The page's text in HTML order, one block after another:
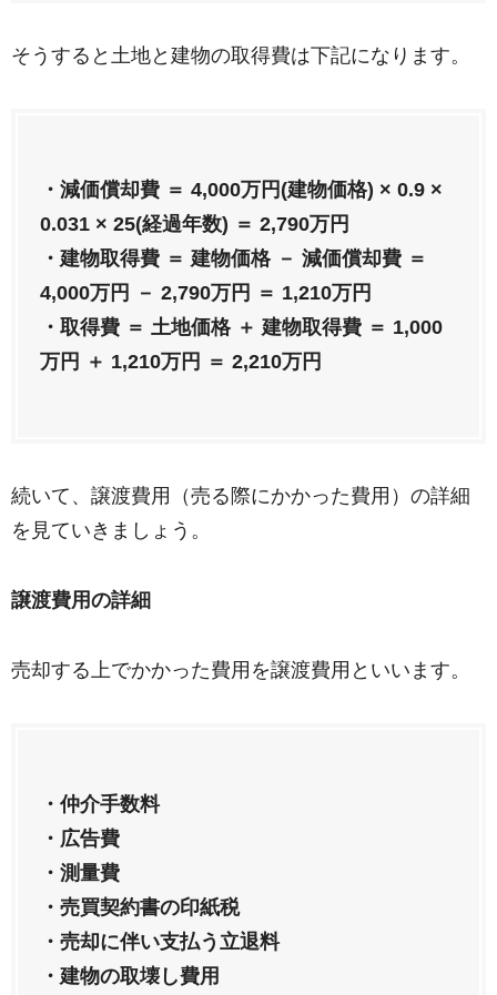
そうすると土地と建物の取得費は下記になります。
・減価償却費 ＝ 4,000万円(建物価格) × 0.9 ×
0.031 × 25(経過年数) ＝ 2,790万円
・建物取得費 ＝ 建物価格 － 減価償却費 ＝
4,000万円 － 2,790万円 ＝ 1,210万円
・取得費 ＝ 土地価格 ＋ 建物取得費 ＝ 1,000
万円 ＋ 1,210万円 ＝ 2,210万円
続いて、譲渡費用（売る際にかかった費用）の詳細
を見ていきましょう。
譲渡費用の詳細
売却する上でかかった費用を譲渡費用といいます。
・仲介手数料
・広告費
・測量費
・売買契約書の印紙税
・売却に伴い支払う立退料
・建物の取壊し費用